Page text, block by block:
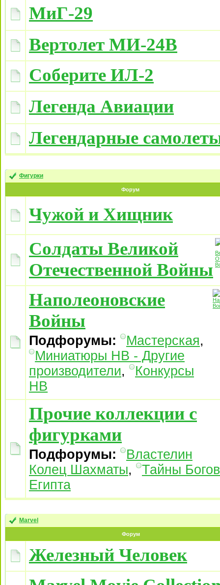
МиГ-29
Вертолет МИ-24В
Соберите ИЛ-2
Легенда Авиации
Легендарные
Фигурки
Форум
Чужой и Хищник
Солдаты Великой
Отечественной Войны
Наполеоновские
Войны
Подфорумы: Мастерская,
Миниатюры НВ - Другие
производители,
Конкурсы
НВ
Прочие коллекции с
фигурками
Подфорумы:
Властелин
Колец Шахматы,
Тайны Богов
Египта
Marvel
Форум
Железный Человек